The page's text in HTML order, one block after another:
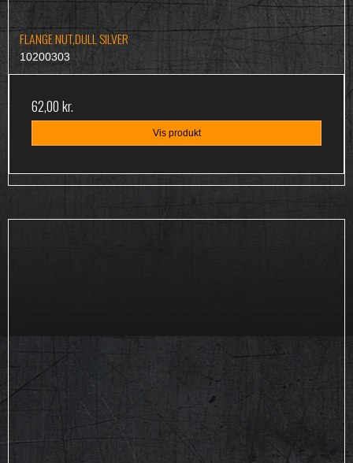
FLANGE NUT,DULL SILVER
10200303
62,00 kr.
Vis produkt